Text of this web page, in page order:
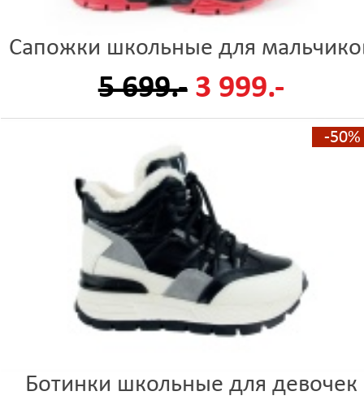
Сапожки школьные для
5 699.- 3 999.-
-50%
Ботинки школьные для девочек